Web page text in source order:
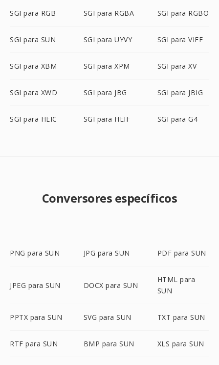
SGI para RGB SGI para RGBA SGI para RGBO
SGI para SUN SGI para UYVY SGI para VIFF
SGI para XBM SGI para XPM SGI para XV
SGI para XWD SGI para JBG SGI para JBIG
SGI para HEIC SGI para HEIF SGI para G4
Conversores específicos
PNG para SUN JPG para SUN PDF para SUN
JPEG para SUN DOCX para SUN
HTML para
SUN
PPTX para SUN SVG para SUN TXT para SUN
RTF para SUN BMP para SUN XLS para SUN